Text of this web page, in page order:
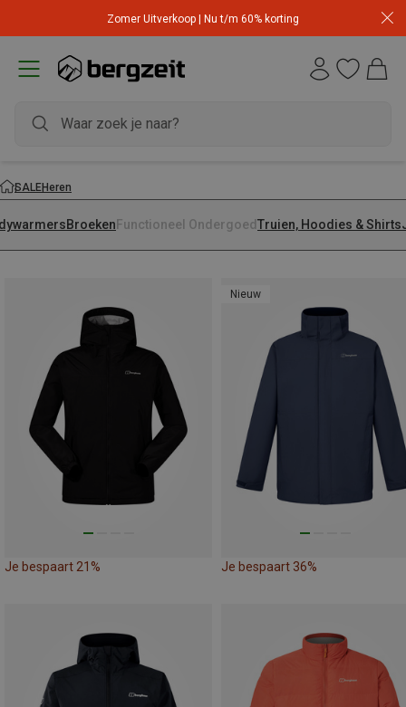
Zomer Uitverkoop | Nu t/m 60% korting
SALEHeren
Broeken Functioneel OndergoedTruien, Hoodies & Shirts
Je bespaart 21%
Nieuw
Je bespaart 36%